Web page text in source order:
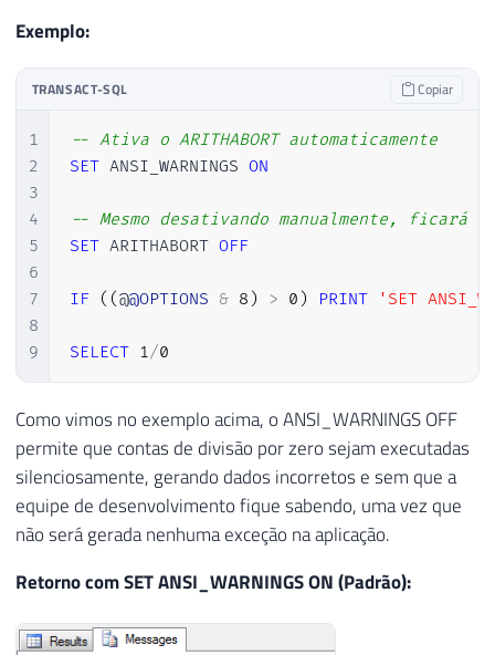
Exemplo:
TRANSACT-SQL Copiar
1
2
3
4
5
6
7
8
9
-- Ativa o ARITHABORT automaticamente
SET ANSI_WARNINGS ON
-- Mesmo desativando manualmente, ficará
SET ARITHABORT OFF
IF ( (@@OPTIONS & 8 ) > 0 ) PRINT 'SET
SELECT 1/0
Como vimos no exemplo acima, o ANSI_WARNINGS OFF
permite que contas de divisão por zero sejam executadas
silenciosamente, gerando dados incorretos e sem que a
equipe de desenvolvimento fique sabendo, uma vez que
não será gerada nenhuma exceção na aplicação.
Retorno com SET ANSI_WARNINGS ON (Padrão):